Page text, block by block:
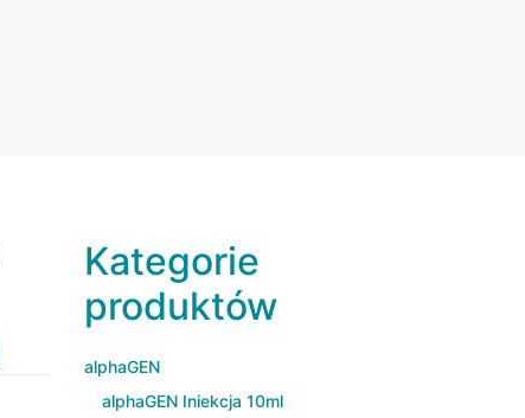
Kategorie
produktów
alphaGEN
alphaGEN Iniekcja 10ml